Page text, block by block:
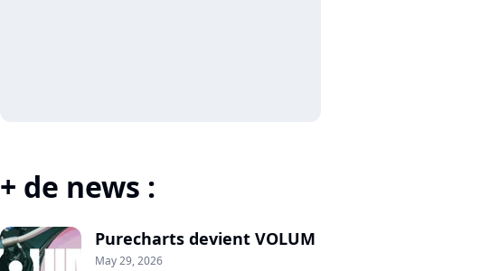
+ de news :
Purecharts devient VOLUM
May 29, 2026